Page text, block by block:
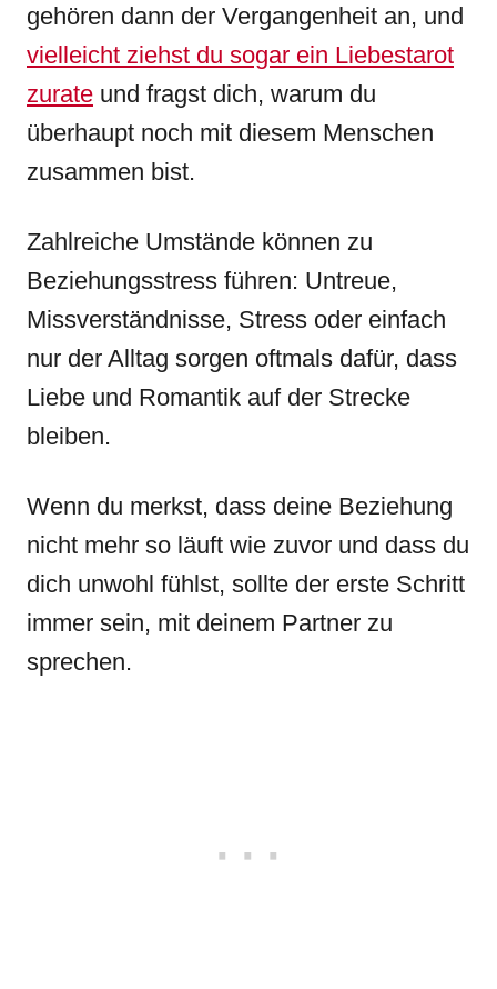
gehören dann der Vergangenheit an, und
vielleicht ziehst du sogar ein Liebestarot
zurate und fragst dich, warum du
überhaupt noch mit diesem Menschen
zusammen bist.
Zahlreiche Umstände können zu
Beziehungsstress führen: Untreue,
Missverständnisse, Stress oder einfach
nur der Alltag sorgen oftmals dafür, dass
Liebe und Romantik auf der Strecke
bleiben.
Wenn du merkst, dass deine Beziehung
nicht mehr so läuft wie zuvor und dass du
dich unwohl fühlst, sollte der erste Schritt
immer sein, mit deinem Partner zu
sprechen.